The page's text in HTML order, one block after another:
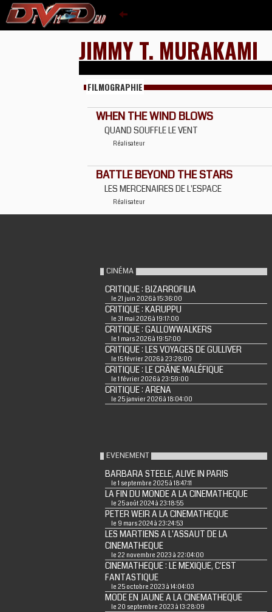
JIMMY T. MURAKAMI
FILMOGRAPHIE
WHEN THE WIND BLOWS
QUAND SOUFFLE LE VENT
Réalisateur
BATTLE BEYOND THE STARS
LES MERCENAIRES DE L'ESPACE
Réalisateur
CINÉMA
CRITIQUE : BIZARROFILIA
le 21 juin 2026 à 15:36:00
CRITIQUE : KARUPPU
le 31 mai 2026 à 19:17:00
CRITIQUE : GALLOWWALKERS
le 1 mars 2026 à 19:57:00
CRITIQUE : LES VOYAGES DE GULLIVER
le 15 février 2026 à 23:28:00
CRITIQUE : LE CRÂNE MALÉFIQUE
le 1 février 2026 à 23:59:00
CRITIQUE : ARENA
le 25 janvier 2026 à 18:04:00
EVENEMENT
BARBARA STEELE, ALIVE IN PARIS
le 1 septembre 2025 à 18:47:11
LA FIN DU MONDE A LA CINEMATHEQUE
le 25 août 2024 à 23:18:55
PETER WEIR A LA CINEMATHEQUE
le 9 mars 2024 à 23:24:53
LES MARTIENS A L'ASSAUT DE LA
CINEMATHEQUE
le 22 novembre 2023 à 22:04:00
CINEMATHEQUE : LE MEXIQUE, C'EST
FANTASTIQUE
le 25 octobre 2023 à 14:04:03
MODE EN JAUNE A LA CINEMATHEQUE
le 20 septembre 2023 à 13:28:09